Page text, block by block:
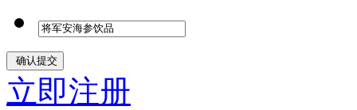
立即注册